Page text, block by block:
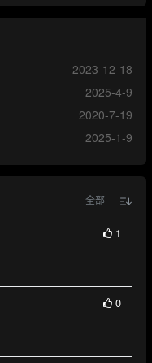
2023-12-18
2025-4-9
2020-7-19
2025-1-9
全部
1
0